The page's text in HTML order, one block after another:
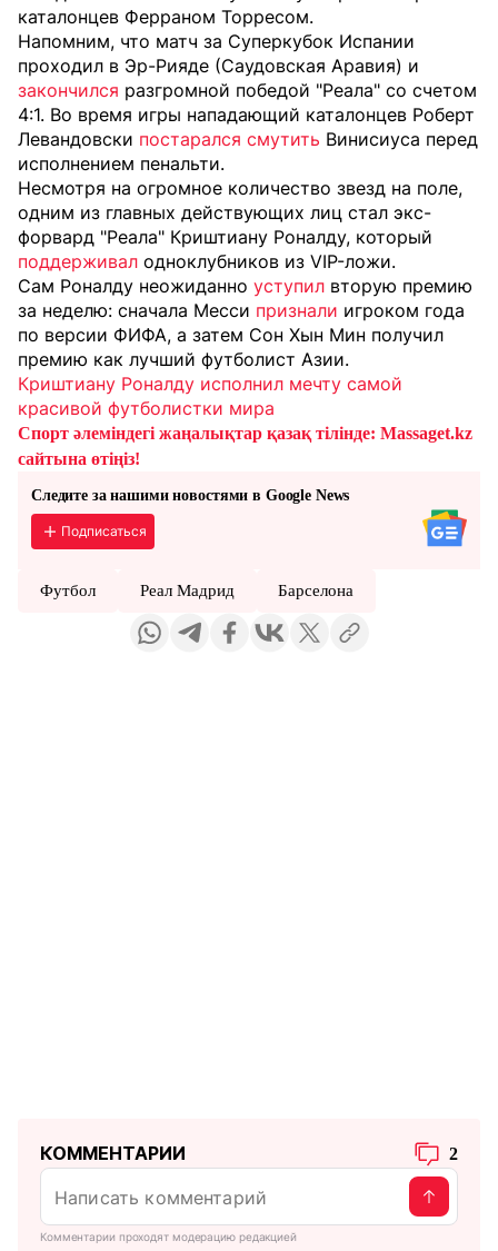
каталонцев Ферраном Торресом.
Напомним, что матч за Суперкубок Испании
проходил в Эр-Рияде (Саудовская Аравия) и
закончился разгромной победой "Реала" со счетом
4:1. Во время игры нападающий каталонцев Роберт
Левандовски постарался смутить Винисиуса перед
исполнением пенальти.
Несмотря на огромное количество звезд на поле,
одним из главных действующих лиц стал экс-
форвард "Реала" Криштиану Роналду, который
поддерживал одноклубников из VIP-ложи.
Сам Роналду неожиданно уступил вторую премию
за неделю: сначала Месси признали игроком года
по версии ФИФА, а затем Сон Хын Мин получил
премию как лучший футболист Азии.
Криштиану Роналду исполнил мечту самой
красивой футболистки мира
Спорт әлеміндегі жаңалықтар қазақ тілінде: Massaget.kz
сайтына өтіңіз!
Следите за нашими новостями в Google News
Подписаться
Футбол Реал Мадрид Барселона
КОММЕНТАРИИ 2
Комментарии проходят модерацию редакцией